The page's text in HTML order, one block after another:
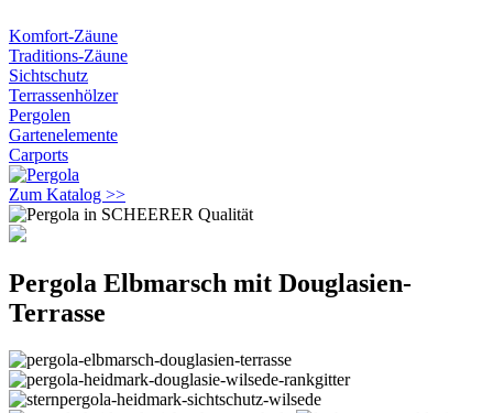
Komfort-Zäune
Traditions-Zäune
Sichtschutz
Terrassenhölzer
Pergolen
Gartenelemente
Carports
Zum Katalog >>
Pergola Elbmarsch mit Douglasien-
Terrasse